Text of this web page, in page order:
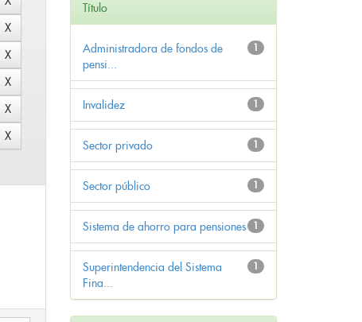
Título
1
Administradora de fondos de
pensi...
1
Invalidez
1
Sector privado
1
Sector público
1
Sistema de ahorro para pensiones
1
Superintendencia del Sistema
Fina...